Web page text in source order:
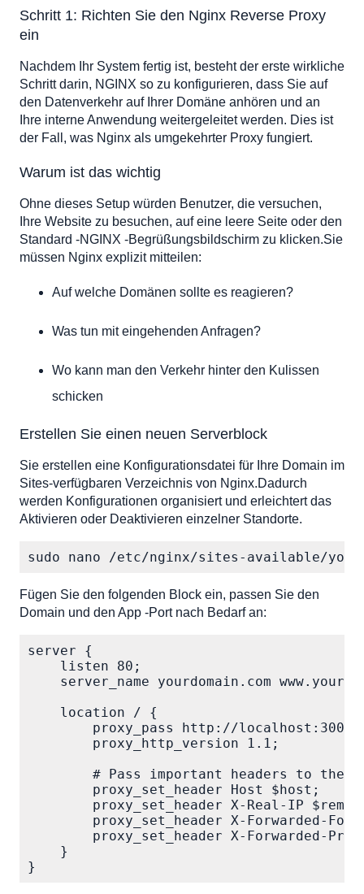
Schritt 1: Richten Sie den Nginx Reverse Proxy
ein
Nachdem Ihr System fertig ist, besteht der erste wirkliche
Schritt darin, NGINX so zu konfigurieren, dass Sie auf
den Datenverkehr auf Ihrer Domäne anhören und an
Ihre interne Anwendung weitergeleitet werden. Dies ist
der Fall, was Nginx als umgekehrter Proxy fungiert.
Warum ist das wichtig
Ohne dieses Setup würden Benutzer, die versuchen,
Ihre Website zu besuchen, auf eine leere Seite oder den
Standard -NGINX -Begrüßungsbildschirm zu klicken.Sie
müssen Nginx explizit mitteilen:
Auf welche Domänen sollte es reagieren?
Was tun mit eingehenden Anfragen?
Wo kann man den Verkehr hinter den Kulissen
schicken
Erstellen Sie einen neuen Serverblock
Sie erstellen eine Konfigurationsdatei für Ihre Domain im
Sites-verfügbaren Verzeichnis von Nginx.Dadurch
werden Konfigurationen organisiert und erleichtert das
Aktivieren oder Deaktivieren einzelner Standorte.
sudo nano /etc/nginx/sites-available/
Fügen Sie den folgenden Block ein, passen Sie den
Domain und den App -Port nach Bedarf an:
server {
listen 80;
server_name yourdomain.com
location / {
proxy_pass http://localhost:3000;
proxy_http_version 1.1;
# Pass important headers to the
proxy_set_header Host $host;
proxy_set_header X-Real-IP
proxy_set_header X-Forwarded-For
proxy_set_header X-Forwarded-Proto
}
}